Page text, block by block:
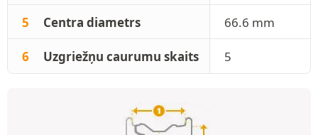
5 Centra diametrs 66.6 mm
6 Uzgriežņu caurumu skaits 5